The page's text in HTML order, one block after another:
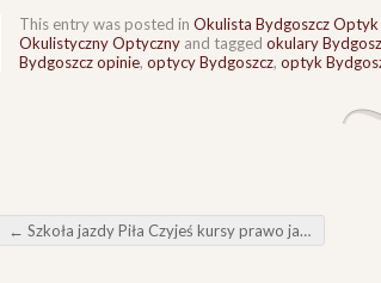
This entry was posted in Okulista Bydgoszcz
Okulistyczny Optyczny and tagged okulary
Bydgoszcz opinie, optycy Bydgoszcz, optyk
Post navigation
← Szkoła jazdy Piła Czyjeś kursy prawo jazdy Piła beznogiemu